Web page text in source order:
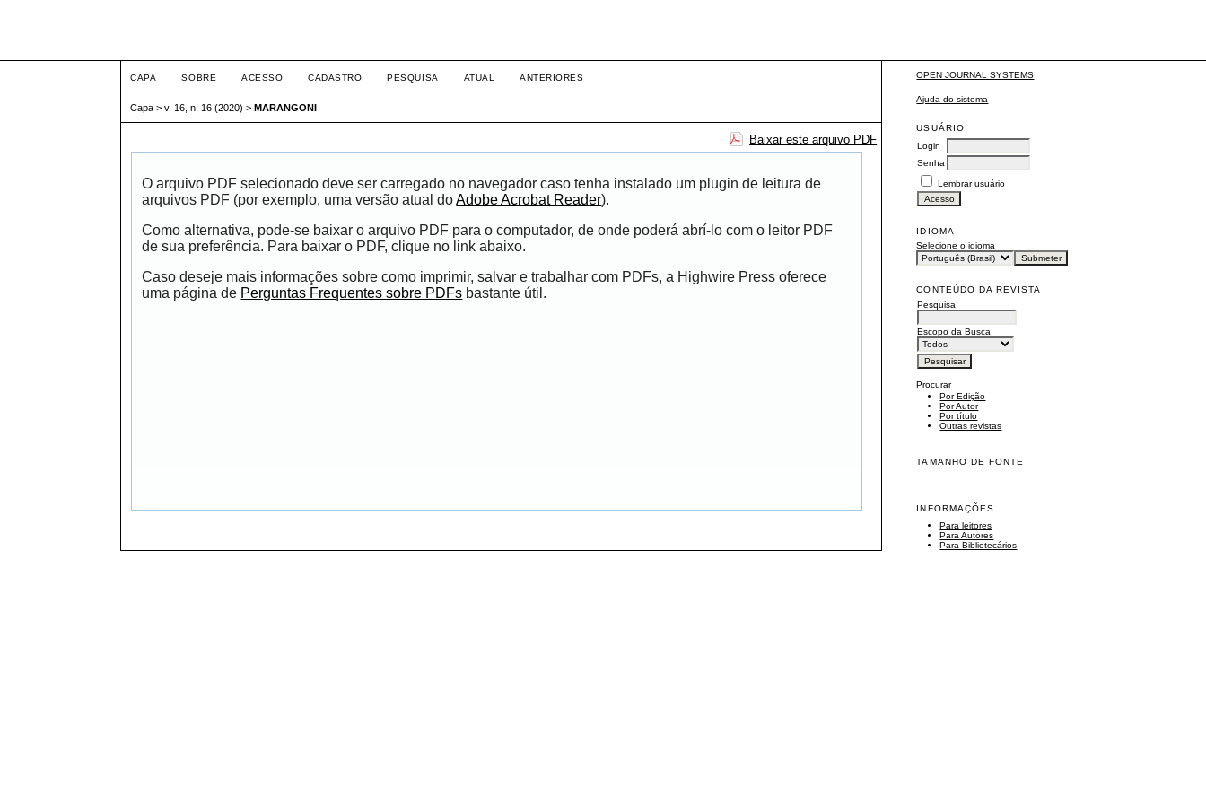
OPEN JOURNAL SYSTEMS
Ajuda do sistema
USUÁRIO
Login
Senha
Lembrar usuário
IDIOMA
Selecione o idioma
CONTEÚDO DA REVISTA
Pesquisa
Escopo da Busca
Procurar
Por Edição
Por Autor
Por título
Outras revistas
TAMANHO DE FONTE
INFORMAÇÕES
Para leitores
Para Autores
Para Bibliotecários
CAPA SOBRE ACESSO CADASTRO PESQUISA ATUAL ANTERIORES
Capa >v. 16, n. 16 (2020) >MARANGONI
Baixar este arquivo PDF
O arquivo PDF selecionado deve ser carregado no navegador caso tenha instalado um plugin de leitura de
arquivos PDF (por exemplo, uma versão atual doAdobe Acrobat Reader).
Como alternativa, pode-se baixar o arquivo PDF para o computador, de onde poderá abrí-lo com o leitor PDF
de sua preferência. Para baixar o PDF, clique no link abaixo.
Caso deseje mais informações sobre como imprimir, salvar e trabalhar com PDFs, a Highwire Press oferece
uma página de Perguntas Frequentes sobre PDFs bastante útil.